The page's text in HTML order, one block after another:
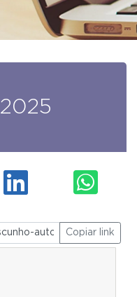
2025
Copiar link